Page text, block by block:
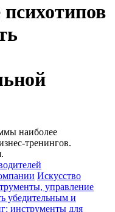
наиболее
тренингов.
Искусство
управление
убедительным и
инструменты для